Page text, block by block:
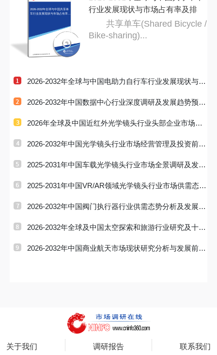
2026-2032年全球与中国共享单
车行业发展现状与市场占有率及
行业发展现状与市场占有率及排
共享单车(Shared Bicycle /
Bike-sharing)...
2026-2032年全球与中国电助力自行车行业发展现状与市
场占有率及
2026-2032年中国数据中心行业深度调研及发展趋势预测
研究报告
2026年全球及中国近红外光学镜头行业头部企业市场占
有率及排名调
2026-2032年中国光学镜头行业市场经营管理及投资前景
预测报告
2025-2031年中国车载光学镜头行业市场全景调研及发展
前景研判报
2025-2031年中国VR/AR领域光学镜头行业市场供需态势
及发展趋向研
2026-2032年中国阀门执行器行业供需态势分析及发展趋
势预测报告
2026-2032年全球及中国太空探索和旅游行业研究及十五
五规划分析
2026-2032年中国商业航天市场现状研究分析与发展前景
关于我们 调研报告 联系我们